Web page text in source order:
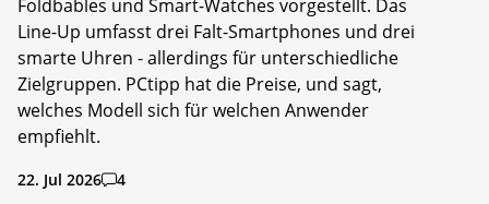
Foldbables und Smart-Watches vorgestellt. Das
Line-Up umfasst drei Falt-Smartphones und drei
smarte Uhren - allerdings für unterschiedliche
Zielgruppen. PCtipp hat die Preise, und sagt,
welches Modell sich für welchen Anwender
empfiehlt.
22. Jul 2026 4